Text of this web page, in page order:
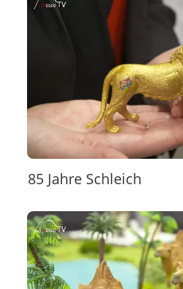
85 Jahre Schleich